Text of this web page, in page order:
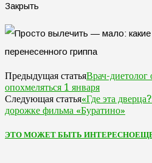
Закрыть
Предыдущая статьяВрач-диетолог
опохмеляться 1 января
Следующая статья«Где эта
дорожке фильма «Буратино»
ЭТО МОЖЕТ БЫТЬ ИНТЕРЕСНО